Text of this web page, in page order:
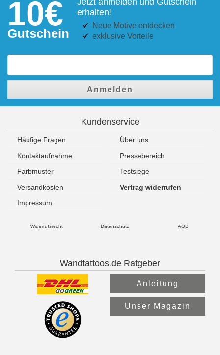
10€
Gutschein
erhalten!
Neue Motive entdecken
exklusive Vorteile
Anmelden
Kundenservice
Häufige Fragen
Über uns
Kontaktaufnahme
Pressebereich
Farbmuster
Testsiege
Versandkosten
Vertrag widerrufen
Impressum
Widerrufsrecht Datenschutz AGB
Wandtattoos.de Ratgeber
Anleitung
Unser Magazin